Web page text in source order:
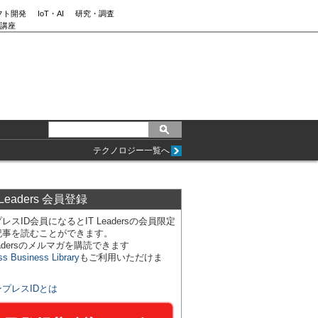
ト開発 IoT・AI
研究・調査
座
テクノロジー一覧へ
会員登録
スID会員になるとIT Leadersの会員限定
を読むことができます。
のメルマガを購読できます
Business Libraryもご利用いただけま
プレスIDとは